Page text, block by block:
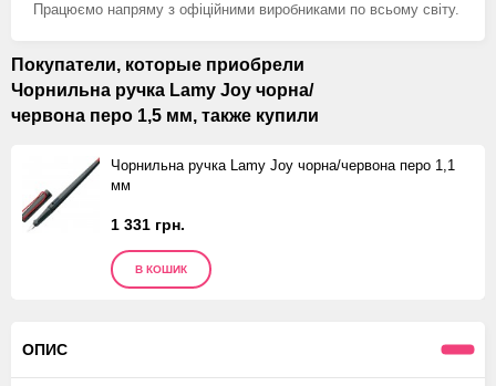
Працюємо напряму з офіційними виробниками по всьому світу.
Покупатели, которые приобрели
Чорнильна ручка Lamy Joy чорна/
червона перо 1,5 мм, также купили
Чорнильна ручка Lamy Joy чорна/червона перо 1,1
мм
1 331 грн.
В КОШИК
ОПИС